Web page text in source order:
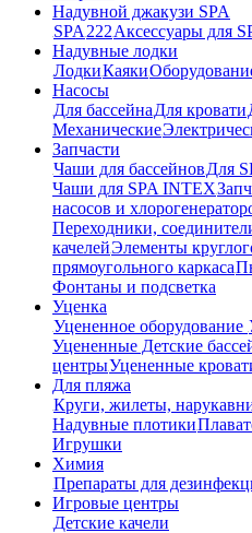
Надувной джакузи SPA
SPA 222Аксессуары для
Надувные лодки
ЛодкиКаяки
Насосы
Для бассейнаДля кровати
Механические
Запчасти
Чаши для бассейновДля
Чаши для SPA INTEX
насосов и
Переходники,
качелейЭлементы
прямоугольного каркаса
Фонтаны и подсветка
Уценка
Уцененное оборудование
Уцененные Детские
центрыУцененные
Для пляжа
Круги, жилеты,
Надувные плотики
Игрушки
Химия
Препараты для
Игровые центры
Детские качели